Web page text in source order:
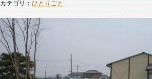
カテゴリ： ひとりごと